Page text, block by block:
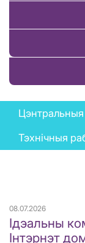
News
menu
Цэнтральныя
Тэхнічныя
08.07.2026
Ідэальны
Інтэрнэт